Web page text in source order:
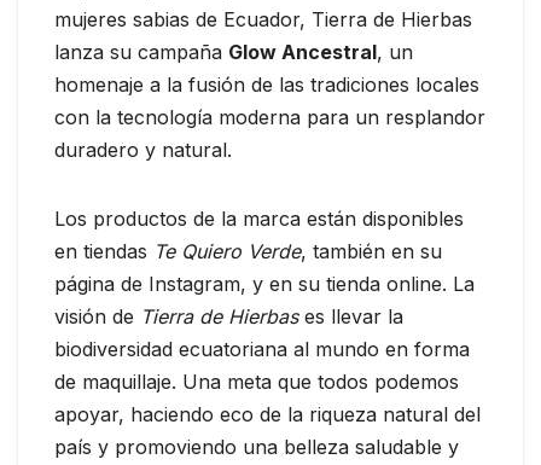
mujeres sabias de Ecuador, Tierra de Hierbas
lanza su campaña Glow Ancestral, un
homenaje a la fusión de las tradiciones locales
con la tecnología moderna para un resplandor
duradero y natural.
Los productos de la marca están disponibles
en tiendas Te Quiero Verde, también en su
página de Instagram, y en su tienda online. La
visión de Tierra de Hierbases llevar la
biodiversidad ecuatoriana al mundo en forma
de maquillaje. Una meta que todos podemos
apoyar, haciendo eco de la riqueza natural del
país y promoviendo una belleza saludable y